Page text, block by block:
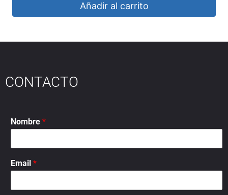
Añadir al carrito
CONTACTO
Nombre *
Email *